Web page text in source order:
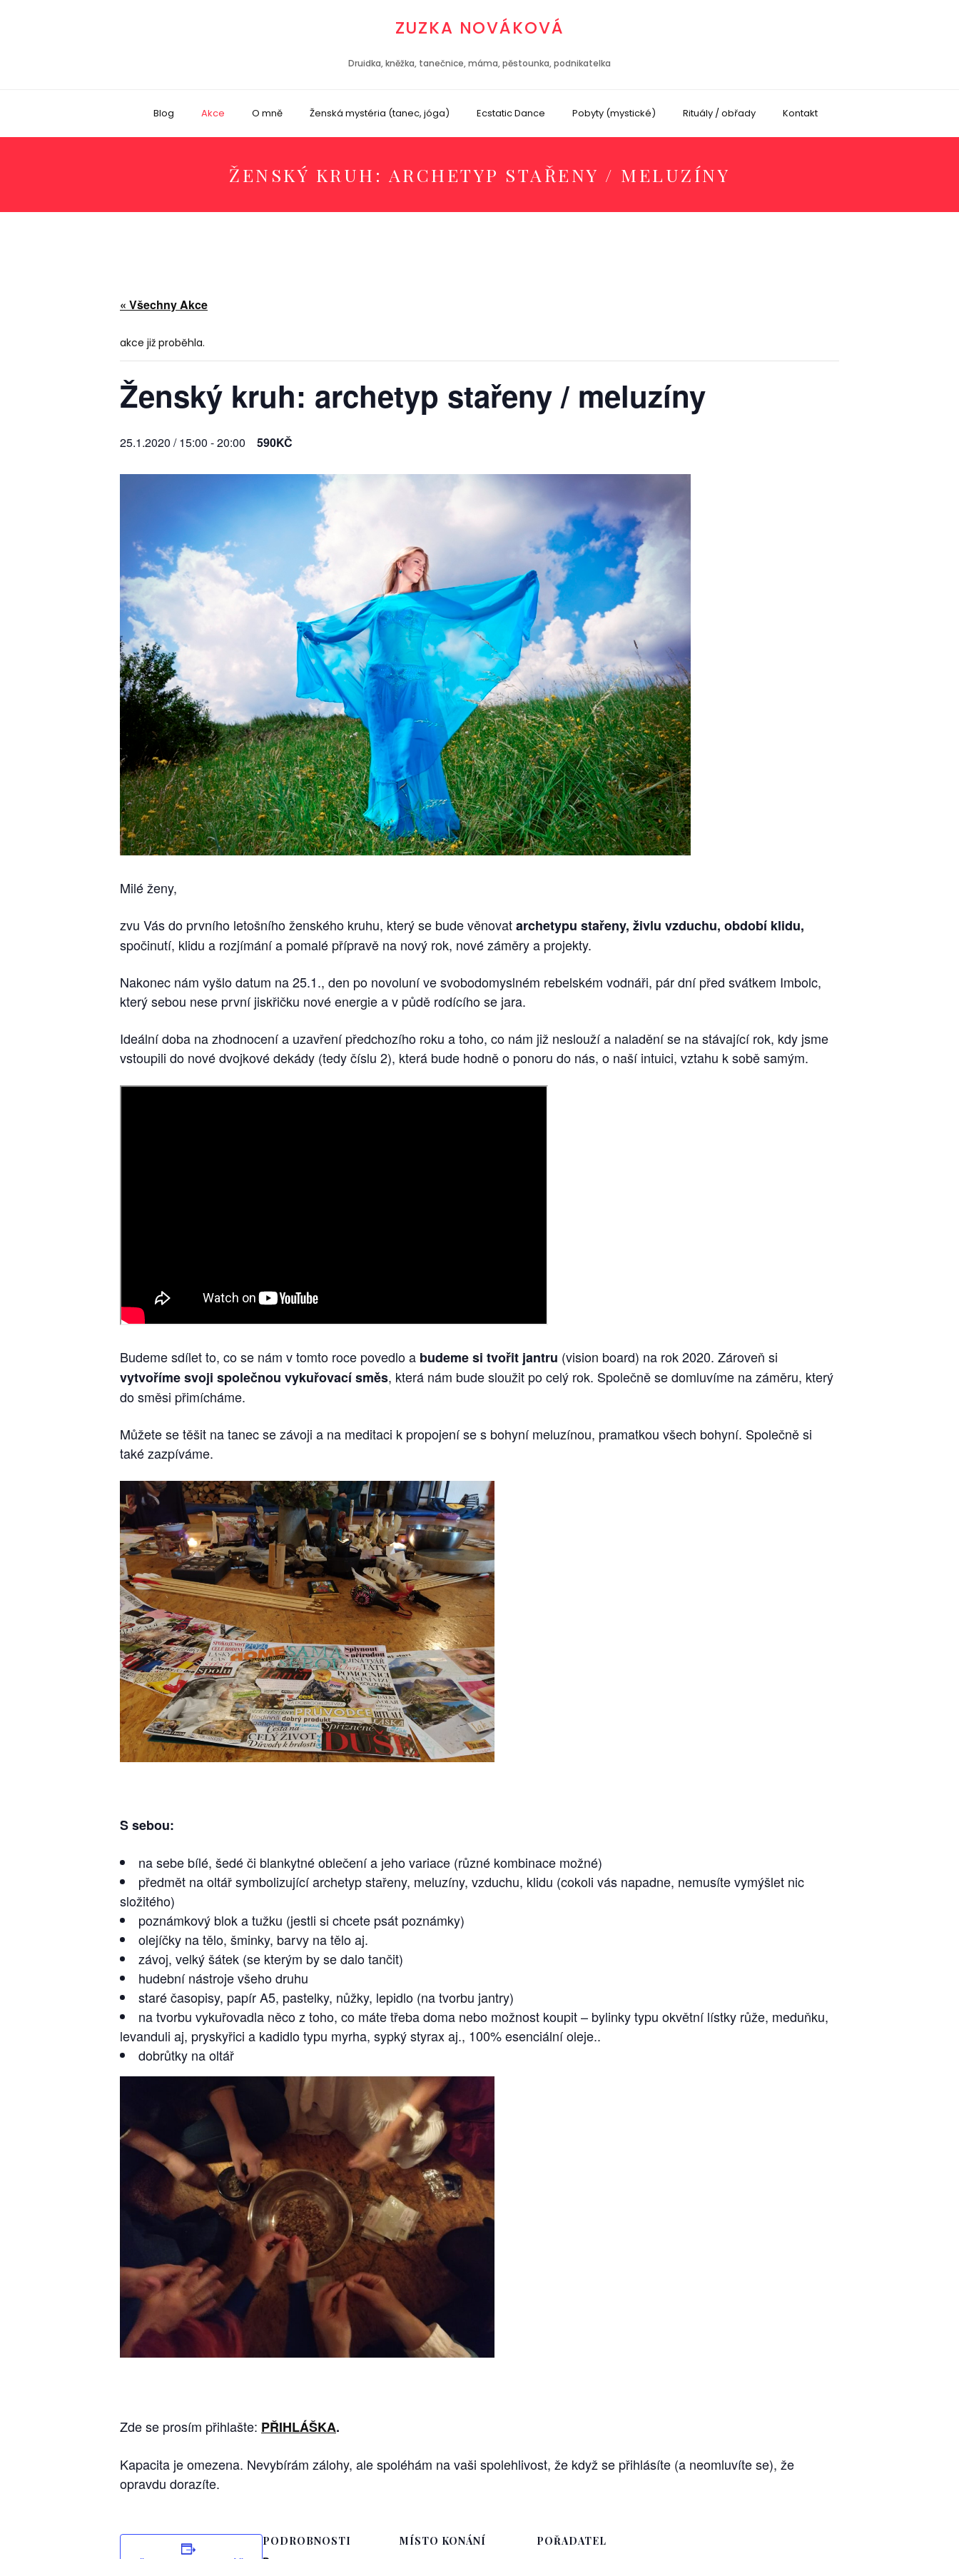
ZUZKA NOVÁKOVÁ
Druidka, kněžka, tanečnice, máma, pěstounka, podnikatelka
Blog Akce O mně Ženská mystéria (tanec, jóga) Ecstatic Dance Pobyty (mystické) Rituály / obřady Kontakt
ŽENSKÝ KRUH: ARCHETYP STAŘENY / MELUZÍNY
« Všechny Akce
akce již proběhla.
Ženský kruh: archetyp stařeny / meluzíny
25.1.2020 / 15:00 -20:00 590KČ
Milé ženy,
zvu Vás do prvního letošního ženského kruhu, který se bude věnovatarchetypu stařeny, živlu vzduchu, období klidu,
spočinutí, klidu a rozjímání a pomalé přípravě na nový rok, nové záměry a projekty.
Nakonec nám vyšlo datum na 25.1., den po novoluní ve svobodomyslném rebelském vodnáři, pár dní před svátkem Imbolc,
který sebou nese první jiskřičku nové energie a v půdě rodícího se jara.
Ideální doba na zhodnocení a uzavření předchozího roku a toho, co nám již neslouží a naladění se na stávající rok, kdy jsme
vstoupili do nové dvojkové dekády (tedy číslu 2), která bude hodně o ponoru do nás, o naší intuici, vztahu k sobě samým.
Budeme sdílet to, co se nám v tomto roce povedlo a budeme si tvořit jantru (vision board) na rok 2020. Zároveň si
vytvoříme svoji společnou vykuřovací směs, která nám bude sloužit po celý rok. Společně se domluvíme na záměru, který
do směsi přimícháme.
Můžete se těšit na tanec se závoji a na meditaci k propojení se s bohyní meluzínou, pramatkou všech bohyní. Společně si
také zazpíváme.
S sebou:
na sebe bílé, šedé či blankytné oblečení a jeho variace (různé kombinace možné)
předmět na oltář symbolizující archetyp stařeny, meluzíny, vzduchu, klidu (cokoli vás napadne, nemusíte vymýšlet nic
složitého)
poznámkový blok a tužku (jestli si chcete psát poznámky)
olejíčky na tělo, šminky, barvy na tělo aj.
závoj, velký šátek (se kterým by se dalo tančit)
hudební nástroje všeho druhu
staré časopisy, papír A5, pastelky, nůžky, lepidlo (na tvorbu jantry)
na tvorbu vykuřovadla něco z toho, co máte třeba doma nebo možnost koupit – bylinky typu okvětní lístky růže, meduňku,
levanduli aj, pryskyřici a kadidlo typu myrha, sypký styrax aj., 100% esenciální oleje..
dobrůtky na oltář
Zde se prosím přihlašte: PŘIHLÁŠKA.
Kapacita je omezena. Nevybírám zálohy, ale spoléhám na vaši spolehlivost, že když se přihlásíte (a neomluvíte se), že
opravdu dorazíte.
PODROBNOSTI MÍSTO KONÁNÍ POŘADATEL